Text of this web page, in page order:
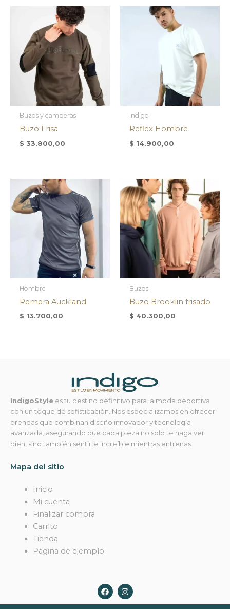
Buzos y camperas
Buzo Frisa
$ 33.800,00
Indigo
Reflex Hombre
$ 14.900,00
Hombre
Remera Auckland
$ 13.700,00
Buzos
Buzo Brooklin frisado
$ 40.300,00
IndigoStyle es tu destino definitivo para la moda deportiva
con un toque de sofisticación. Nos especializamos en ofrecer
prendas que combinan diseño innovador y tecnología
avanzada, asegurando que cada pieza no solo te haga ver
bien, sino también sentirte increíble mientras entrenas
Mapa del sitio
Inicio
Mi cuenta
Finalizar compra
Carrito
Tienda
Página de ejemplo
F
a
c
I
n
s